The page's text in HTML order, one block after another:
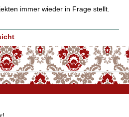
immer wieder in Frage stellt.